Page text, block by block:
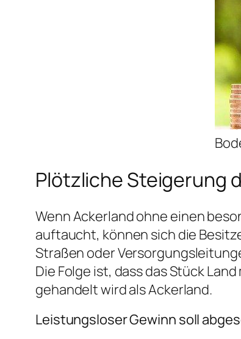
Plötzliche Steigerung
Wenn Ackerland ohne einen
auftaucht, können sich die
Straßen oder
Die Folge ist, dass das Stück
gehandelt wird als Ackerland.
Leistungsloser Gewinn soll